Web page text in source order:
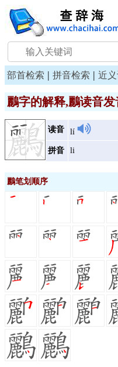
部首检索 | 拼音检索 | 近义
鸝字的解释,鸝读音
读音 lí
拼音 li
鸝笔划顺序